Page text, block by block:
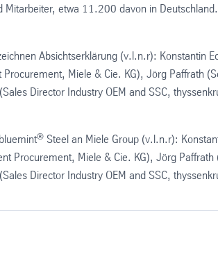
etwa 11.200 davon in
Absichtserklärung (v.l.n.r): Konstantin
Miele & Cie. KG), Jörg Paffrath
Director Industry OEM and SSC,
® Steel an Miele Group (v.l.n.r):
Procurement, Miele & Cie. KG), Jörg
Director Industry OEM and SSC,